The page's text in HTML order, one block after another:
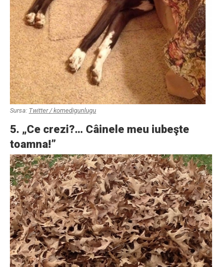
Sursa: Twitter / komedigunlugu
5. „Ce crezi?… Câinele meu iubeşte
toamna!”